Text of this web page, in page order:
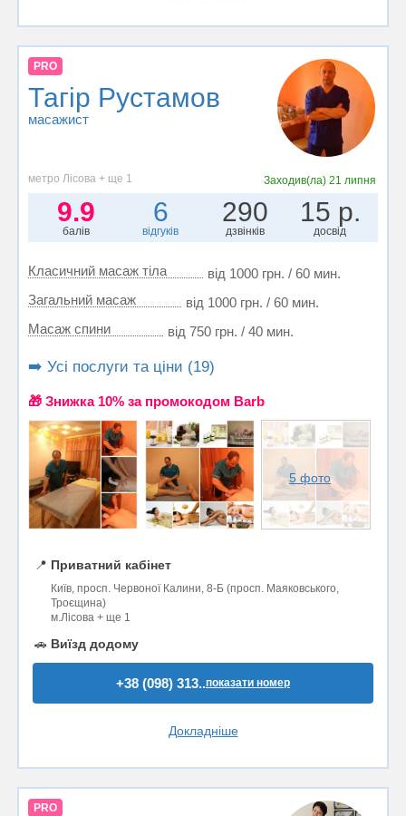
PRO
Тагір Рустамов
масажист
метро Лісова + ще 1 Заходив(ла) 21 липня
9.9
балів
6
відгуків
290
дзвінків
15 р.
досвід
Класичний масаж тіла
від 1000 грн. / 60 мин.
Загальний масаж
від 1000 грн. / 60 мин.
Масаж спини
від 750 грн. / 40 мин.
➡️ Усі послуги та ціни (19)
🎁 Знижка 10% за промокодом Barb
5 фото
📍 Приватний кабінет
Київ, просп. Червоної Калини, 8-Б (просп. Маяковського,
Троєщина)
м.Лісова + ще 1
🚗 Виїзд додому
+38 (098) 313..показати номер
Докладніше
PRO